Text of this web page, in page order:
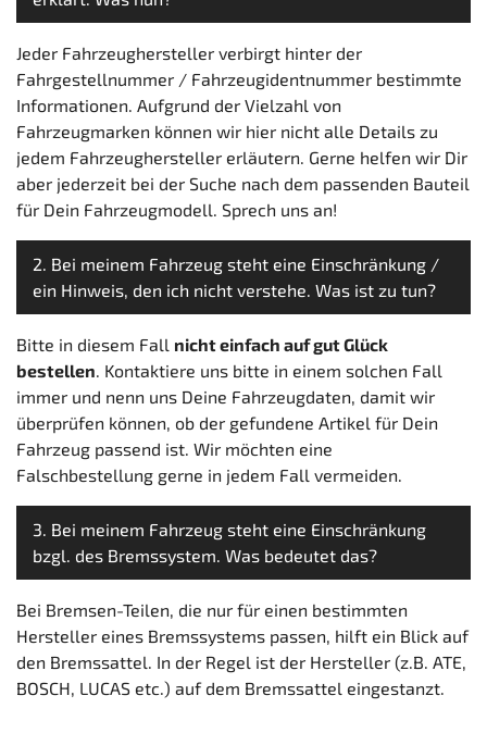
Jeder Fahrzeughersteller verbirgt hinter der
Fahrgestellnummer / Fahrzeugidentnummer bestimmte
Informationen. Aufgrund der Vielzahl von
Fahrzeugmarken können wir hier nicht alle Details zu
jedem Fahrzeughersteller erläutern. Gerne helfen wir Dir
aber jederzeit bei der Suche nach dem passenden Bauteil
für Dein Fahrzeugmodell. Sprech uns an!
2. Bei meinem Fahrzeug steht eine Einschränkung /
ein Hinweis, den ich nicht verstehe. Was ist zu tun?
Bitte in diesem Fall nicht einfach auf gut Glück
bestellen. Kontaktiere uns bitte in einem solchen Fall
immer und nenn uns Deine Fahrzeugdaten, damit wir
überprüfen können, ob der gefundene Artikel für Dein
Fahrzeug passend ist. Wir möchten eine
Falschbestellung gerne in jedem Fall vermeiden.
3. Bei meinem Fahrzeug steht eine Einschränkung
bzgl. des Bremssystem. Was bedeutet das?
Bei Bremsen-Teilen, die nur für einen bestimmten
Hersteller eines Bremssystems passen, hilft ein Blick auf
den Bremssattel. In der Regel ist der Hersteller (z.B. ATE,
BOSCH, LUCAS etc.) auf dem Bremssattel eingestanzt.